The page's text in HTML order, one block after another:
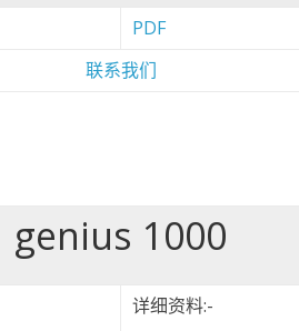
PDF
联系我们
genius 1000
详细资料:-